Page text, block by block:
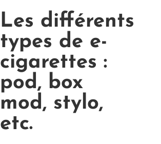
Les différents
types de e-
cigarettes :
pod, box
mod, stylo,
etc.